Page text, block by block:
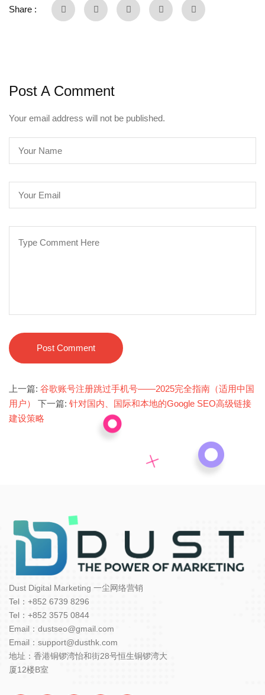
Share :
Post A Comment
Your email address will not be published.
Post Comment
上一篇: 谷歌账号注册跳过手机号——2025完全指南（适用中国
用户）
下一篇: 针对国内、国际和本地的Google SEO高级链接
建设策略
Dust Digital Marketing 一尘网络营销
Tel：+852 6739 8296
Tel：+852 3575 0844
Email：dustseo@gmail.com
Email：support@dusthk.com
地址：香港铜锣湾怡和街28号恒生铜锣湾大
厦12楼B室